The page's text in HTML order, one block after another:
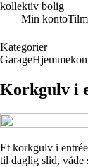
kollektiv bolig
Min konto
Kategorier
Garage
Korkgulv i
Et korkgulv i
til daglig slid, våde